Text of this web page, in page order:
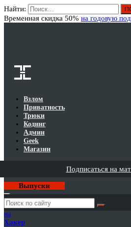
Найти:
Временная скидка 50% на годовую
Взлом
Приватность
Трюки
Кодинг
Админ
Geek
Магазин
Подписаться на
Выпуски
Годовая
подписка
на
Хакер